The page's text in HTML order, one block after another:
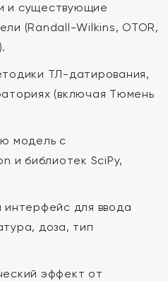
и существующие
(Randall-Wilkins, OTOR,
ТЛ-датирования,
(включая Тюмень
модель с
и библиотек SciPy,
интерфейс для ввода
доза, тип
эффект от